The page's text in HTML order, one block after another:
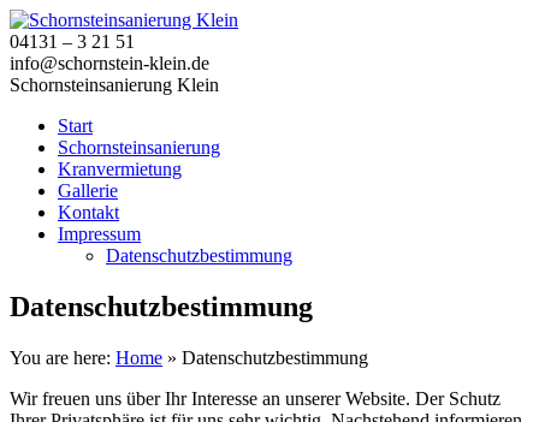
04131 – 3 21 51
info@schornstein-klein.de
Schornsteinsanierung Klein
Start
Schornsteinsanierung
Kranvermietung
Gallerie
Kontakt
Impressum
Datenschutzbestimmung
Datenschutzbestimmung
You are here: Home » Datenschutzbestimmung
Wir freuen uns über Ihr Interesse an unserer Website. Der Schutz